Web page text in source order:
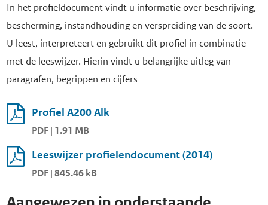
In het profieldocument vindt u informatie over beschrijving,
bescherming, instandhouding en verspreiding van de soort.
U leest, interpreteert en gebruikt dit profiel in combinatie
met de leeswijzer. Hierin vindt u belangrijke uitleg van
paragrafen, begrippen en cijfers
Profiel A200 Alk
PDF | 1.91 MB
Leeswijzer profielendocument (2014)
PDF | 845.46 kB